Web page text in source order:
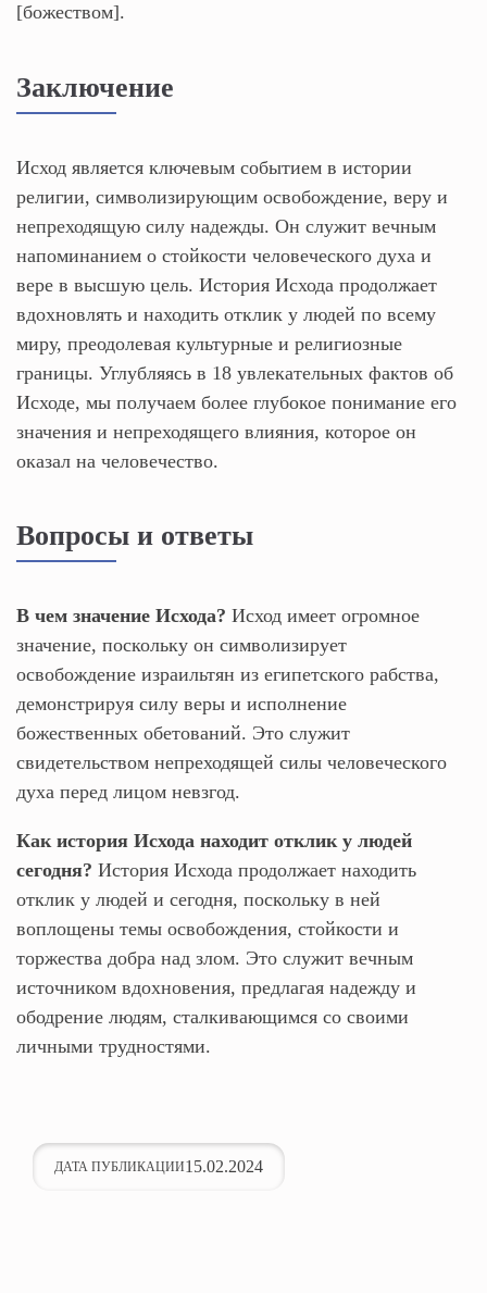
[божеством].
Заключение
Исход является ключевым событием в истории
религии, символизирующим освобождение, веру и
непреходящую силу надежды. Он служит вечным
напоминанием о стойкости человеческого духа и
вере в высшую цель. История Исхода продолжает
вдохновлять и находить отклик у людей по всему
миру, преодолевая культурные и религиозные
границы. Углубляясь в 18 увлекательных фактов об
Исходе, мы получаем более глубокое понимание его
значения и непреходящего влияния, которое он
оказал на человечество.
Вопросы и ответы
В чем значение Исхода? Исход имеет огромное
значение, поскольку он символизирует
освобождение израильтян из египетского рабства,
демонстрируя силу веры и исполнение
божественных обетований. Это служит
свидетельством непреходящей силы человеческого
духа перед лицом невзгод.
Как история Исхода находит отклик у людей
сегодня? История Исхода продолжает находить
отклик у людей и сегодня, поскольку в ней
воплощены темы освобождения, стойкости и
торжества добра над злом. Это служит вечным
источником вдохновения, предлагая надежду и
ободрение людям, сталкивающимся со своими
личными трудностями.
ДАТА ПУБЛИКАЦИИ15.02.2024